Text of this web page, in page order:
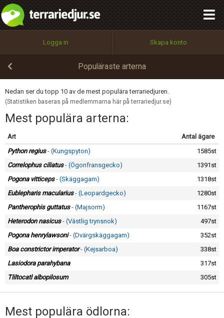
Logga in Skapa konto
Populäraste arterna
Nedan ser du topp 10 av de mest populära terrariedjuren.
(Statistiken baseras på medlemmarna här på terrariedjur.se)
Mest populära arterna:
Art
Antal ägare
Python regius- (Kungspyton)
1585st
Correlophus ciliatus- (Ögonfransgecko)
1391st
Pogona vitticeps- (Skäggagam)
1318st
Eublepharis macularius- (Leopardgecko)
1280st
Pantherophis guttatus- (Majsorm)
1167st
Heterodon nasicus- (Västlig trynsnok)
497st
Pogona henrylawsoni- (Dvärgskäggagam)
352st
Boa constrictor imperator- (Kejsarboa)
338st
Lasiodora parahybana
317st
Tliltocatl albopilosum
305st
Mest populära ödlorna:
Utför
100%
OK
integritetspolicy
Namn:
Epost:
Användarnamn:
Lösenord:
Privacy Policy
Skapa konto
Begär nytt lösenord
Tillbaka till förstasidan